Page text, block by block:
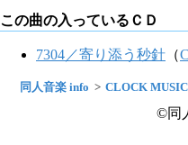
この曲の入っているＣＤ
7304／寄り添う秒針 （
同人音楽 info CLOCK MUSIC
©同